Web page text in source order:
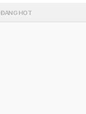
ĐANG HOT